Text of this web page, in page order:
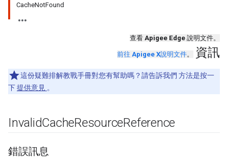
CacheNotFound
查看 Apigee Edge 說明文件。
前往 Apigee X說明文件。 資訊
這份疑難排解教戰手冊對您有幫助嗎？請告訴我們 方法是按一
下提供意見 。
InvalidCacheResourceReference
錯誤訊息